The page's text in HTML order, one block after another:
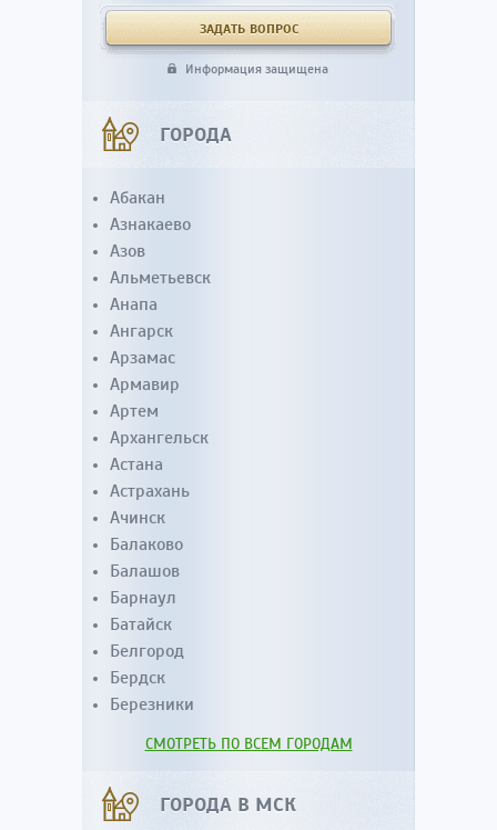
Информация защищена
ГОРОДА
Абакан
Азнакаево
Азов
Альметьевск
Анапа
Ангарск
Арзамас
Армавир
Артем
Архангельск
Астана
Астрахань
Ачинск
Балаково
Балашов
Барнаул
Батайск
Белгород
Бердск
Березники
СМОТРЕТЬ ПО ВСЕМ ГОРОДАМ
ГОРОДА В МСК